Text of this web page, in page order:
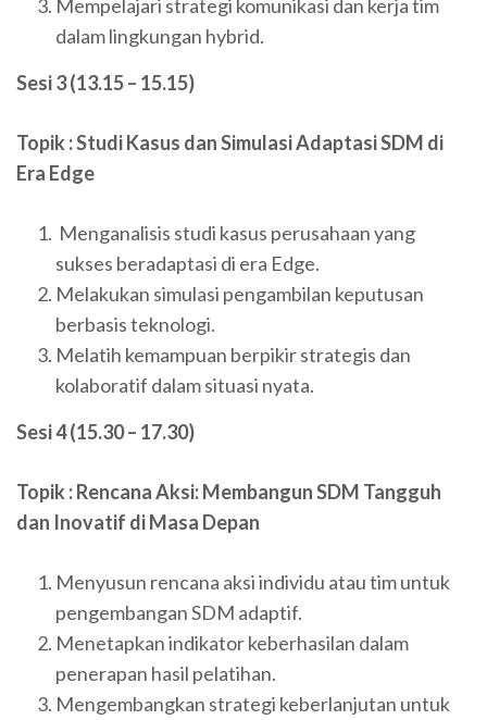
Mempelajari strategi komunikasi dan kerja tim
dalam lingkungan hybrid.
Sesi 3 (13.15 – 15.15)
Topik : Studi Kasus dan Simulasi Adaptasi SDM di
Era Edge
Menganalisis studi kasus perusahaan yang
sukses beradaptasi di era Edge.
Melakukan simulasi pengambilan keputusan
berbasis teknologi.
Melatih kemampuan berpikir strategis dan
kolaboratif dalam situasi nyata.
Sesi 4 (15.30 – 17.30)
Topik : Rencana Aksi: Membangun SDM Tangguh
dan Inovatif di Masa Depan
Menyusun rencana aksi individu atau tim untuk
pengembangan SDM adaptif.
Menetapkan indikator keberhasilan dalam
penerapan hasil pelatihan.
Mengembangkan strategi keberlanjutan untuk